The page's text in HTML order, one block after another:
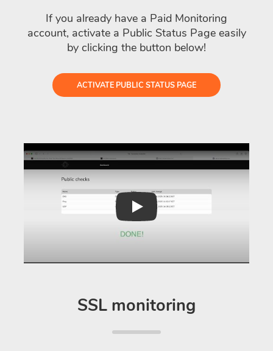
If you already have a Paid Monitoring
account, activate a Public Status Page easily
by clicking the button below!
ACTIVATE PUBLIC STATUS PAGE
Play
SSL monitoring